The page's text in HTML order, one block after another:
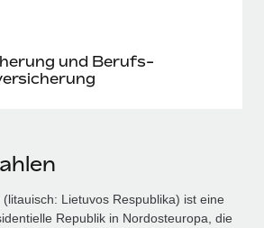
und Berufs­
Lietuvos Respublika) ist eine
Republik in Nordosteuropa, die